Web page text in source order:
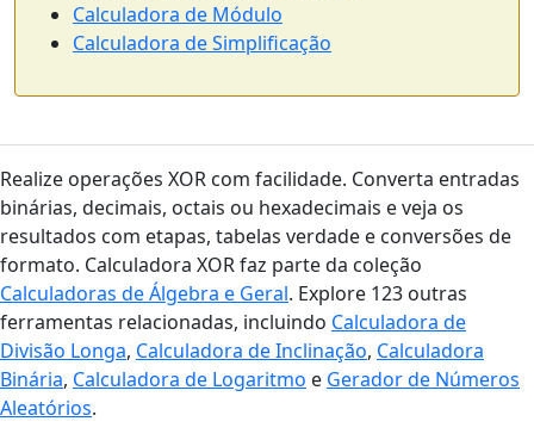
Calculadora de Módulo
Calculadora de Simplificação
Realize operações XOR com facilidade. Converta entradas
binárias, decimais, octais ou hexadecimais e veja os
resultados com etapas, tabelas verdade e conversões de
formato. Calculadora XOR faz parte da coleção
Calculadoras de Álgebra e Geral. Explore 123 outras
ferramentas relacionadas, incluindo Calculadora de
Divisão Longa, Calculadora de Inclinação, Calculadora
Binária, Calculadora de Logaritmo e Gerador de Números
Aleatórios.